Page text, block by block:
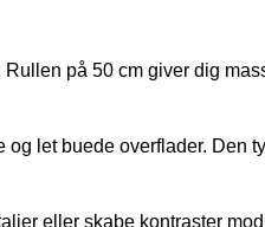
på 50 cm giver dig
let buede overflader. Den
eller skabe kontraster